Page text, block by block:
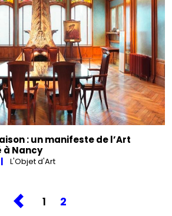
: un manifeste de l’Art
Nancy
L'Objet d'Art
1 2